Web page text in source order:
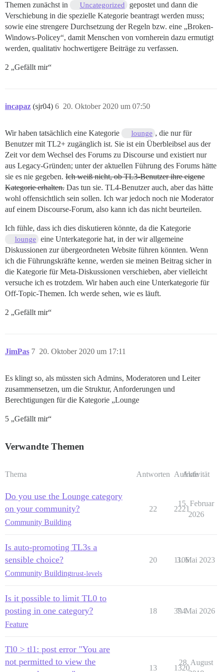
Themen zunächst in
Uncategorized
gepostet und dann die
Verschiebung in die spezielle Kategorie beantragt werden muss;
sowie eine strengere Durchsetzung der Regeln bzw. eine „Broken-
Windows-Policey“, damit Menschen von vornherein dazu ermutigt
werden, qualitativ hochwertigere Beiträge zu verfassen.
2 „Gefällt mir“
incapaz (sjr04) 20. Oktober 2020 um 07:50
6
Wir haben tatsächlich eine Kategorie lounge , die nur für
Benutzer mit TL2+ zugänglich ist. Sie ist ein Überbleibsel aus der
Zeit vor dem Wechsel des Forums zu Discourse und existiert nur
aus Legacy-Gründen; unter der aktuellen Führung des Forums hätte
sie es nie gegeben. Ich weiß nicht, ob TL3-Benutzer ihre eigene
Kategorie erhalten. Das tun sie. TL4-Benutzer auch, aber das hätte
wohl offensichtlich sein sollen. Ich war jedoch noch nie Moderator
auf einem Discourse-Forum, also kann ich das nicht beurteilen.
Ich fühle, dass ich dies diskutieren könnte, da die Kategorie
lounge
eine Unterkategorie hat, in der wir allgemeine
Diskussionen zur übergeordneten Website führen könnten. Wenn
ich die Führungskräfte kenne, werden sie meinen Beitrag sicher in
die Kategorie für Meta-Diskussionen verschieben, aber vielleicht
versuche ich es trotzdem. Wir haben auch eine Unterkategorie für
Off-Topic-Themen. Ich werde sehen, wie es läuft.
2 „Gefällt mir“
JimPas 20. Oktober 2020 um 17:11
7
Es klingt so, als müssten sich Admins, Moderatoren und Leiter
zusammensetzen, um die Struktur, Anforderungen und
Berechtigungen für die Kategorie „Lounge
5 „Gefällt mir“
Verwandte Themen
Thema Antworten Aufrufe
Aktivität
Do you use the Lounge category
on your community?
Community Building
22 2221
15. Februar
2026
Is auto-promoting TL3s a
sensible choice?
Community Buildingtrust-levels
20 1106
3. Mai 2023
Is it possible to limit TL0 to
posting in one category?
Feature
18 394
7. Mai 2026
Tl0 > tl1: post error "You are
not permitted to view the
13 1320
28. August